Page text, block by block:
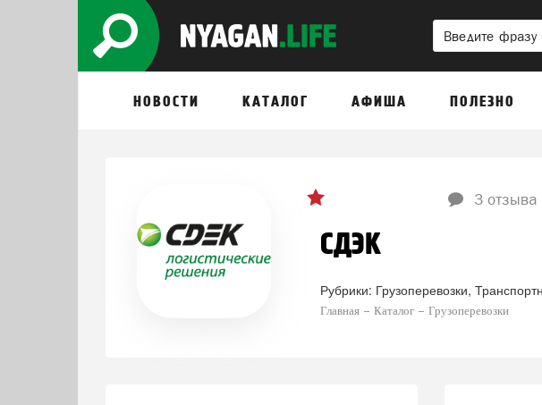
НОВОСТИ КАТАЛОГ АФИША ПОЛЕЗНО
3 отзыва
СДЭК
Рубрики: Грузоперевозки
Главная Каталог Грузоперевозки